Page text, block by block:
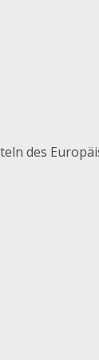
des